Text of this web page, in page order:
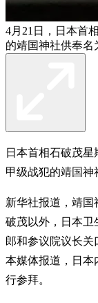
4月21日，日本首
的靖国神社供奉名
日本首相石破茂
甲级战犯的靖国神
新华社报道，靖国
破茂以外，日本卫
郎和参议院议长关
本媒体报道，日本
行参拜。